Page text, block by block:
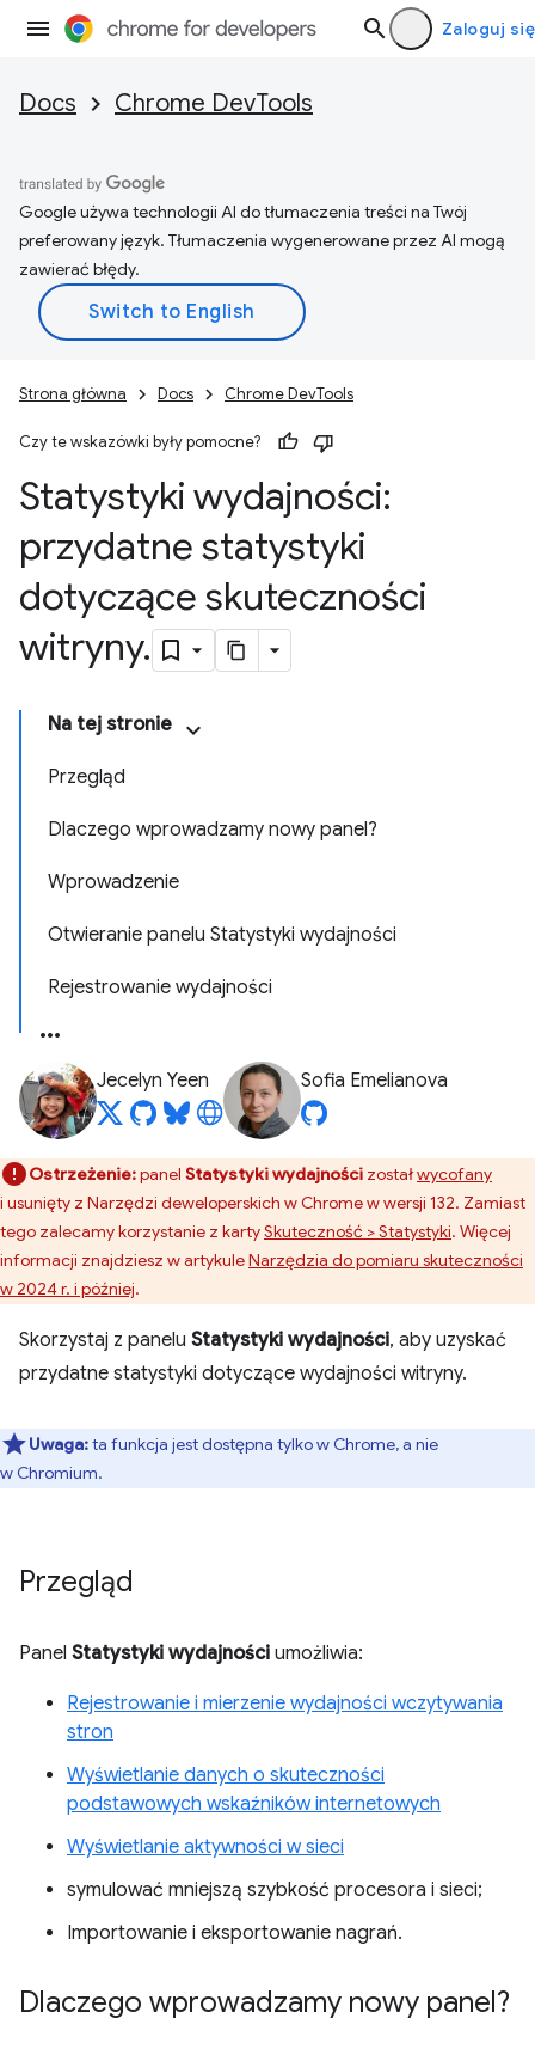
Zaloguj się
Docs Chrome DevTools
Google używa technologii AI do tłumaczenia treści na Twój
preferowany język. Tłumaczenia wygenerowane przez AI mogą
zawierać błędy.
Strona główna Docs Chrome DevTools
Czy te wskazówki były pomocne?
Statystyki wydajności:
przydatne statystyki
dotyczące skuteczności
witryny.
Na tej stronie
Przegląd
Dlaczego wprowadzamy nowy panel?
Wprowadzenie
Otwieranie panelu Statystyki wydajności
Rejestrowanie wydajności
Jecelyn Yeen Sofia Emelianova
Ostrzeżenie:panel Statystyki wydajności zostałwycofany
i usunięty z Narzędzi deweloperskich w Chrome w wersji 132. Zamiast
tego zalecamy korzystanie z kartySkuteczność > Statystyki. Więcej
informacji znajdziesz w artykuleNarzędzia do pomiaru skuteczności
w 2024 r. i później.
Skorzystaj z panelu Statystyki wydajności, aby uzyskać
przydatne statystyki dotyczące wydajności witryny.
Uwaga:ta funkcja jest dostępna tylko w Chrome, a nie
w Chromium.
Przegląd
Panel Statystyki wydajności umożliwia:
Rejestrowanie i mierzenie wydajności wczytywania
stron
Wyświetlanie danych o skuteczności
podstawowych wskaźników internetowych
Wyświetlanie aktywności w sieci
symulować mniejszą szybkość procesora i sieci;
Importowanie i eksportowanie nagrań.
Dlaczego wprowadzamy nowy panel?